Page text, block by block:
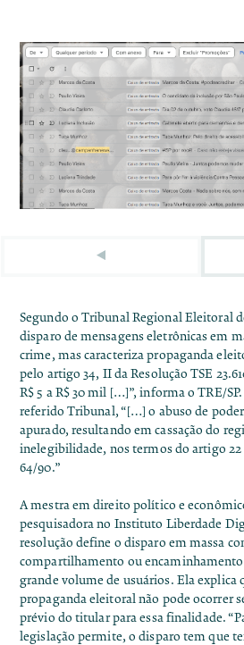
Segundo o Tribunal Regional Eleitoral
disparo de mensagens eletrônicas em
crime, mas caracteriza propaganda
pelo artigo 34, II da Resolução TSE
R$ 5 a R$ 30 mil […]”, informa o TRE/
referido Tribunal, “[…] o abuso de
apurado, resultando em cassação do
inelegibilidade, nos termos do artigo
64/90.”
A mestra em direito político e
pesquisadora no Instituto Liberdade
resolução define o disparo em massa
compartilhamento ou
grande volume de usuários. Ela explica
propaganda eleitoral não pode ocorrer
prévio do titular para essa finalidade.
legislação permite, o disparo tem que